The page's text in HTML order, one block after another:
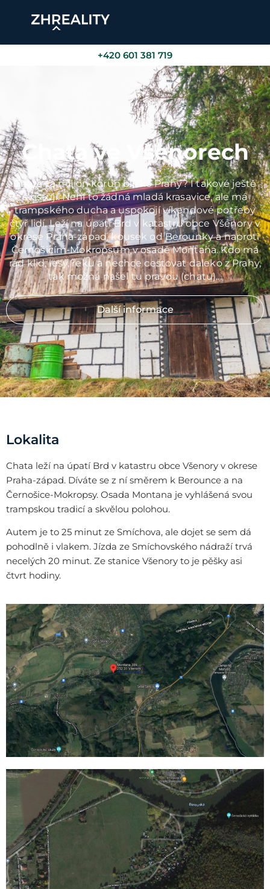
+420 601 381 719
Chata ve Všenorech
Chata za milión korun blízko Prahy? I takové ještě
existují. Není to žádná mladá krasavice, ale má
trampského ducha a uspokojí víkendové potřeby
čtyř lidí. Leží na úpatí Brd v katastru obce Všenory v
okrese Praha-západ, kousek od Berounky a naproti
Černošicím-Mokropsům v osadě Montana. Kdo má
rád klid, lesy, řeku a nechce cestovat daleko z Prahy,
tak možná našel tu pravou (chatu)...
Další informace
Lokalita
Chata leží na úpatí Brd v katastru obce Všenory v okrese
Praha-západ. Díváte se z ní směrem k Berounce a na
Černošice-Mokropsy. Osada Montana je vyhlášená svou
trampskou tradicí a skvělou polohou.
Autem je to 25 minut ze Smíchova, ale dojet se sem dá
pohodlně i vlakem. Jízda ze Smíchovského nádraží trvá
necelých 20 minut. Ze stanice Všenory to je pěšky asi
čtvrt hodiny.